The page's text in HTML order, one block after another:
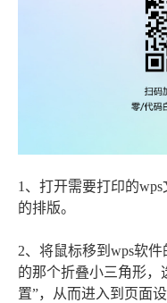
1、打开需要打印的
的排版。
2、将鼠标移到wps软
的那个折叠小三角形，
置”，从而进入到页面设